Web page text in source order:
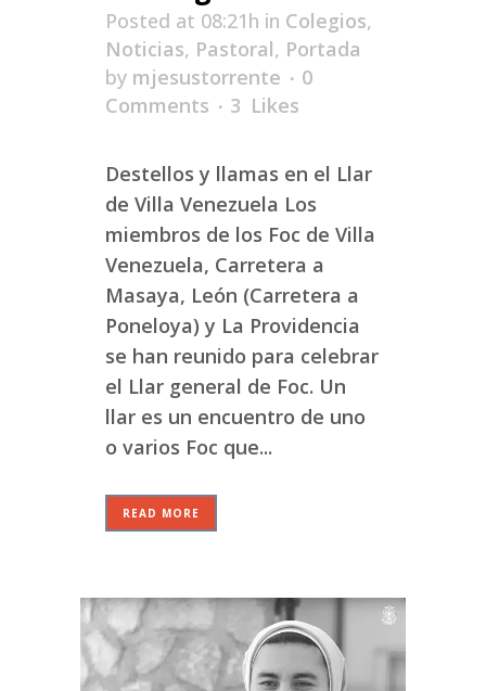
Posted at 08:21h in Colegios,
Noticias, Pastoral, Portada
by mjesustorrente
0
Comments
3 Likes
Destellos y llamas en el Llar
de Villa Venezuela Los
miembros de los Foc de Villa
Venezuela, Carretera a
Masaya, León (Carretera a
Poneloya) y La Providencia
se han reunido para celebrar
el Llar general de Foc. Un
llar es un encuentro de uno
o varios Foc que...
READ MORE